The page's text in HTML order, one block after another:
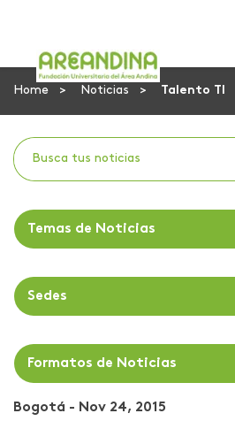
Home Noticias Talento TI
Temas de Noticias
Sedes
Formatos de Noticias
Bogotá - Nov 24, 2015